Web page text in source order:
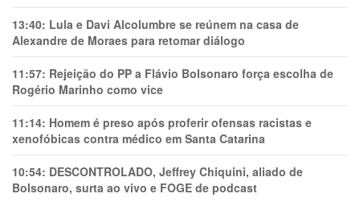
13:40: Lula e Davi Alcolumbre se reúnem na casa de
Alexandre de Moraes para retomar diálogo
11:57: Rejeição do PP a Flávio Bolsonaro força escolha de
Rogério Marinho como vice
11:14: Homem é preso após proferir ofensas racistas e
xenofóbicas contra médico em Santa Catarina
10:54: DESCONTROLADO, Jeffrey Chiquini, aliado de
Bolsonaro, surta ao vivo e FOGE de podcast